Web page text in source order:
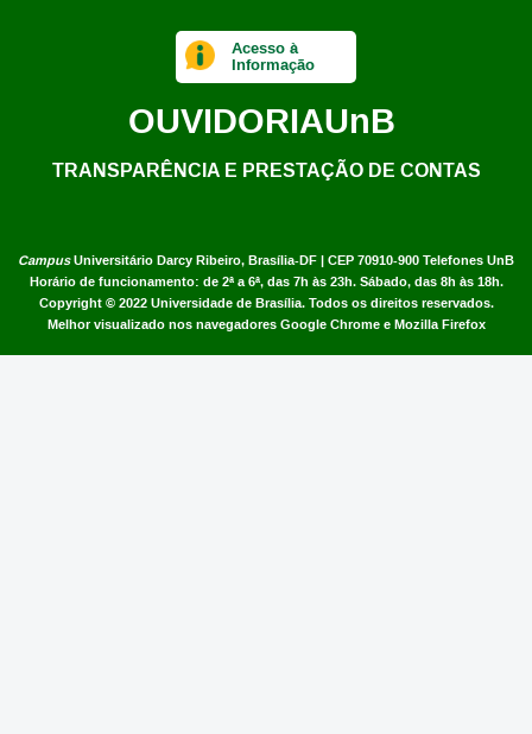
CampusUniversitário Darcy Ribeiro, Brasília-DF | CEP 70910-900 Telefones UnB
Horário de funcionamento: de 2ª a 6ª, das 7h às 23h. Sábado, das 8h às 18h.
Copyright © 2022 Universidade de Brasília. Todos os direitos reservados.
Melhor visualizado nos navegadores Google Chrome e Mozilla Firefox
Acesso à
Informação
OUVIDORIAUnB
TRANSPARÊNCIA E PRESTAÇÃO DE CONTAS